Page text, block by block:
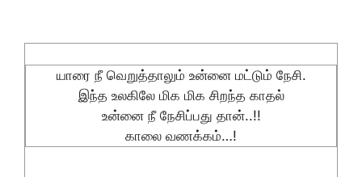
யாரை நீ வெறுத்தாலும் உன்னை மட்டும் நேசி.
இந்த உலகிலே மிக மிக சிறந்த காதல்
உன்னை நீ நேசிப்பது தான்..!!
காலை வணக்கம்…!